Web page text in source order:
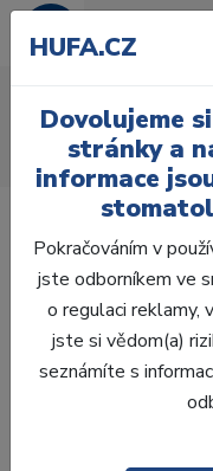
Úvod Laboratoř
Duropont
Laboratoř
ZHOTOVENÍ
HUFA.CZ
Dovolujeme
stránky a
informace
Pokračováním v
jste odborníkem ve
o regulaci reklamy,
jste si vědom(a)
seznámíte s